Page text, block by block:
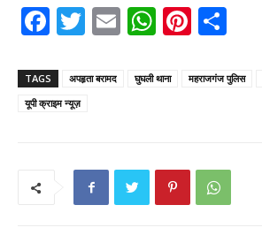
F
a
c
e
T
w
itt
E
m
ai
W
h
a
p
p
Pi
nt
er ar
TAGS अपहृता बरामद घुघली थाना महराजगंज पुलिस
यूपी क्राइम न्यूज़